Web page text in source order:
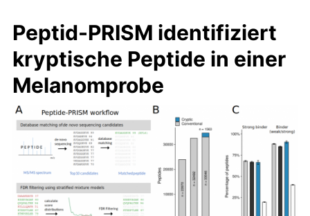
Peptid-PRISM identifiziert
kryptische Peptide in einer
Melanomprobe